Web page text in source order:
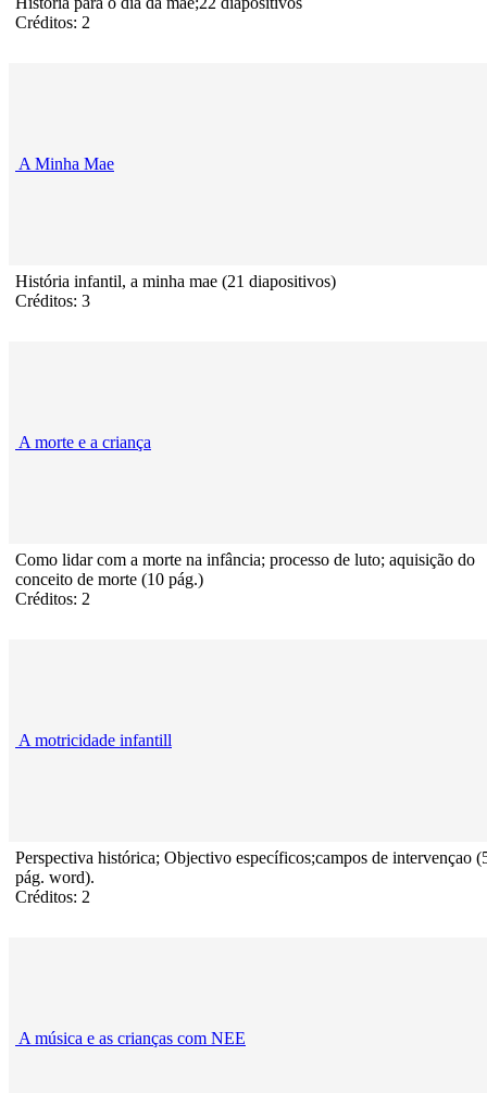
Créditos: 2
A Minha Mae
História infantil, a minha mae (21 diapositivos)
Créditos: 3
A morte e a criança
Como lidar com a morte na infância; processo de luto; aquisição do
conceito de morte (10 pág.)
Créditos: 2
A motricidade infantill
Perspectiva histórica; Objectivo específicos;campos de intervençao
pág. word).
Créditos: 2
A música e as crianças com NEE